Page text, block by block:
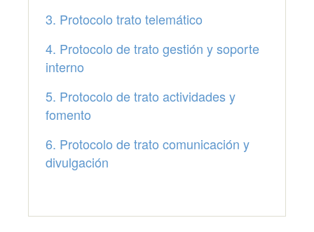
3. Protocolo trato telemático
4. Protocolo de trato gestión y soporte
interno
5. Protocolo de trato actividades y
fomento
6. Protocolo de trato comunicación y
divulgación